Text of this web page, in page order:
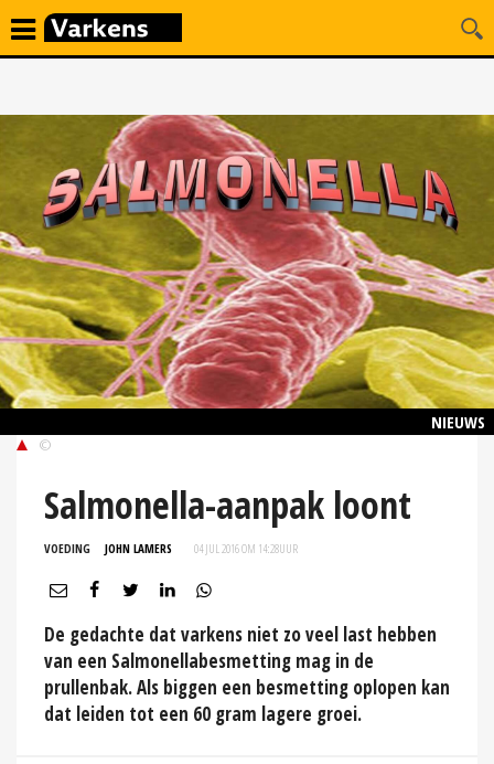
NIEUWS
©
Salmonella-aanpak loont
VOEDING JOHN LAMERS 04 JUL 2016 OM 14:28UUR
De gedachte dat varkens niet zo veel last hebben
van een Salmonellabesmetting mag in de
prullenbak. Als biggen een besmetting oplopen kan
dat leiden tot een 60 gram lagere groei.